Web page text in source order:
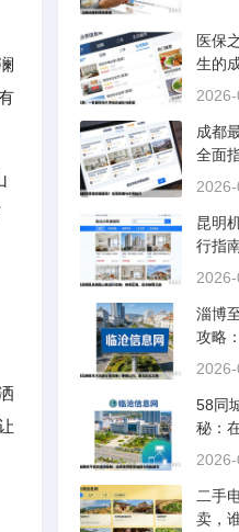
医保
生的
成都
全面
昆明
行指
境之
淄博
攻略
之南
58同
秘：
险防
二手
卖，